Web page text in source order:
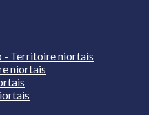
- Territoire niortais
niortais